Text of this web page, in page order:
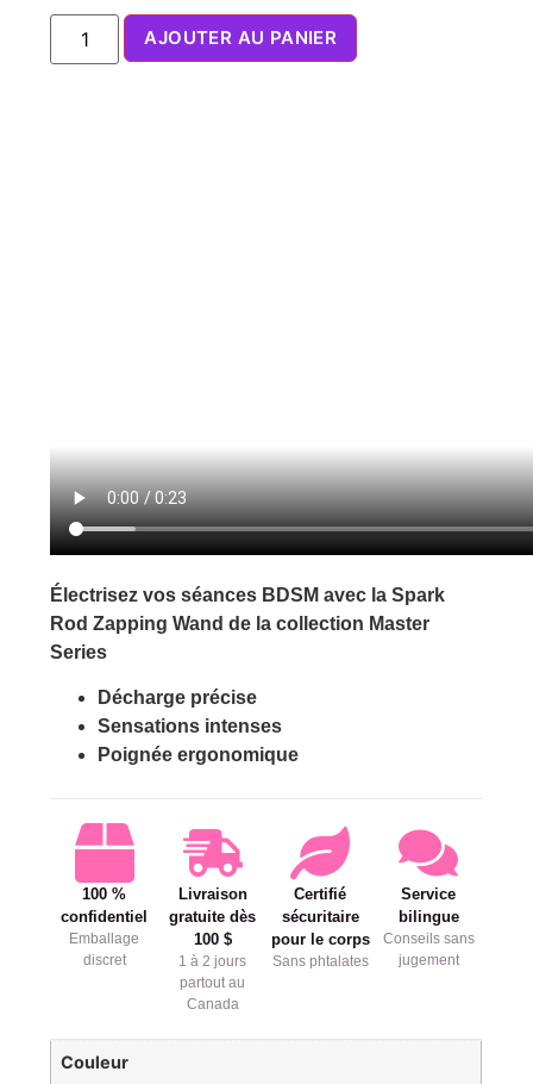
AJOUTER AU PANIER
Électrisez vos séances BDSM avec la Spark
Rod Zapping Wand de la collection Master
Series
Décharge précise
Sensations intenses
Poignée ergonomique
100 %
confidentiel
Emballage
discret
Livraison
gratuite dès
100 $
1 à 2 jours
partout au
Canada
Certifié
sécuritaire
pour le corps
Sans phtalates
Service
bilingue
Conseils sans
jugement
Couleur